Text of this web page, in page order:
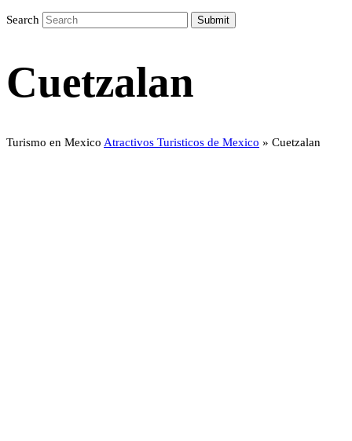
Search Submit
Cuetzalan
Turismo en Mexico Atractivos Turisticos de Mexico » Cuetzalan